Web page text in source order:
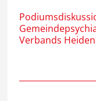
Verbands